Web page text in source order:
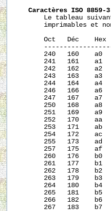
Caractères ISO 8859-3
Le tableau
imprimables et
Oct   Déc    Hex
240   160    a0
241   161    a1
242   162    a2
243   163    a3
244   164    a4
246   166    a6
247   167    a7
250   168    a8
251   169    a9
252   170    aa
253   171    ab
254   172    ac
255   173    ad
257   175    af
260   176    b0
261   177    b1
262   178    b2
263   179    b3
264   180    b4
265   181    b5
266   182    b6
267   183    b7